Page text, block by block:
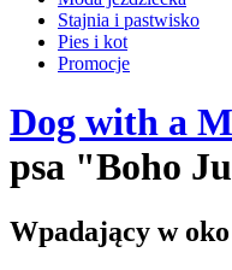
Stajnia i pastwisko
Pies i kot
Promocje
Dog with a
psa "Boho
Wpadający w